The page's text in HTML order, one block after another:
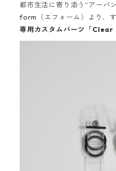
都市生活に寄り添う“アーバ
form（エフォーム）より、
専用カスタムパーツ「Clear